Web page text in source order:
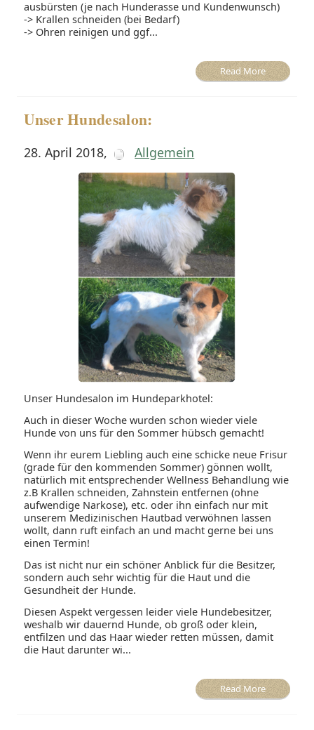
ausbürsten (je nach Hunderasse und Kundenwunsch)
-> Krallen schneiden (bei Bedarf)
-> Ohren reinigen und ggf...
Read More
Unser Hundesalon:
28. April 2018, Allgemein
Unser Hundesalon im Hundeparkhotel:
Auch in dieser Woche wurden schon wieder viele
Hunde von uns für den Sommer hübsch gemacht!
Wenn ihr eurem Liebling auch eine schicke neue Frisur
(grade für den kommenden Sommer) gönnen wollt,
natürlich mit entsprechender Wellness Behandlung wie
z.B Krallen schneiden, Zahnstein entfernen (ohne
aufwendige Narkose), etc. oder ihn einfach nur mit
unserem Medizinischen Hautbad verwöhnen lassen
wollt, dann ruft einfach an und macht gerne bei uns
einen Termin!
Das ist nicht nur ein schöner Anblick für die Besitzer,
sondern auch sehr wichtig für die Haut und die
Gesundheit der Hunde.
Diesen Aspekt vergessen leider viele Hundebesitzer,
weshalb wir dauernd Hunde, ob groß oder klein,
entfilzen und das Haar wieder retten müssen, damit
die Haut darunter wi...
Read More